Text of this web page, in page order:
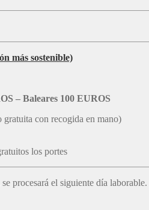
más sostenible)
– Baleares 100 EUROS
con recogida en mano)
los portes
procesará el siguiente día laborable.